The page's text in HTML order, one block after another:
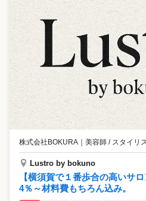
株式会社BOKURA ｜ 美容師 / スタイリ
Lustro by bokuno
【横須賀で１番歩合の高いサ
4％～材料費もちろん込み。